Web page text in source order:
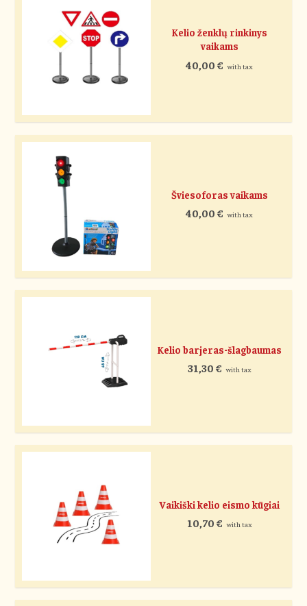
Kelio ženklų rinkinys
vaikams
40,00€ with tax
Šviesoforas vaikams
40,00€ with tax
Kelio barjeras-šlagbaumas
31,30 € with tax
Vaikiški kelio eismo kūgiai
10,70 € with tax